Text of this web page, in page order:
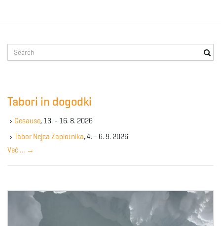
e
e
y
w
r
Tabori in dogodki
Gesause, 13. - 16. 8. 2026
Tabor Nejca Zaplotnika, 4. - 6. 9. 2026
Več … →